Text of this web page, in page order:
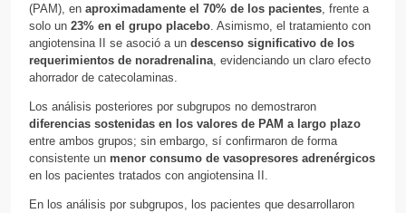
(PAM), en aproximadamente el 70% de los pacientes, frente a
solo un 23% en el grupo placebo. Asimismo, el tratamiento con
angiotensina II se asoció a un descenso significativo de los
requerimientos de noradrenalina, evidenciando un claro efecto
ahorrador de catecolaminas.
Los análisis posteriores por subgrupos no demostraron
diferencias sostenidas en los valores de PAM a largo plazo
entre ambos grupos; sin embargo, sí confirmaron de forma
consistente un menor consumo de vasopresores adrenérgicos
en los pacientes tratados con angiotensina II.
En los análisis por subgrupos, los pacientes que desarrollaron